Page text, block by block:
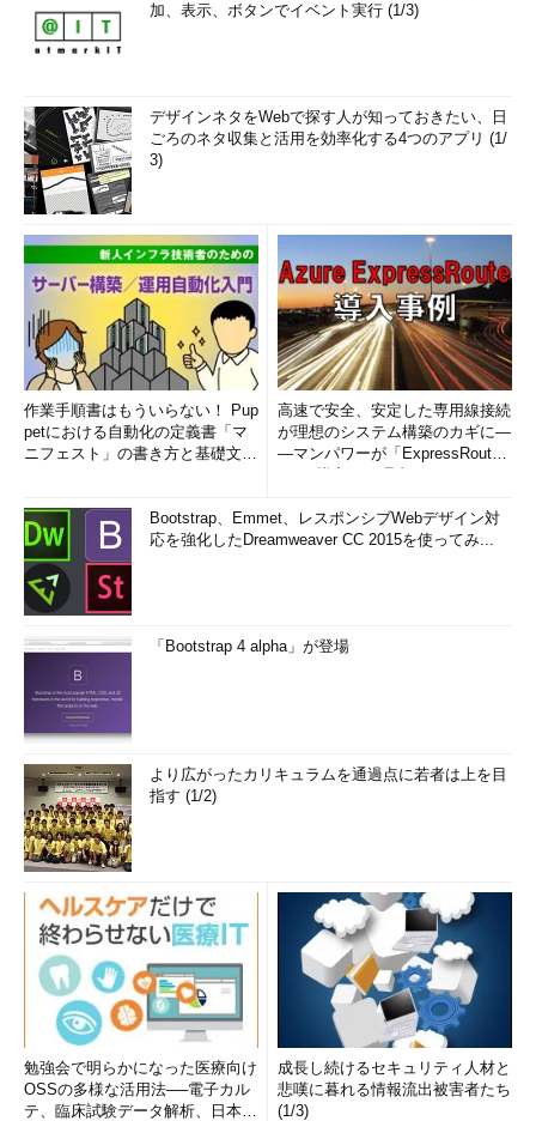
加、表示、ボタンでイベント実行 (1/3)
デザインネタをWebで探す人が知っておきたい、日
ごろのネタ収集と活用を効率化する4つのアプリ (1/
3)
作業手順書はもういらない！ Pup
petにおける自動化の定義書「マ
ニフェスト」の書き方と基礎文法
高速で安全、安定した専用線接続
が理想のシステム構築のカギに―
―マンパワーが「ExpressRout
Bootstrap、Emmet、レスポンシブWebデザイン対
応を強化したDreamweaver CC 2015を使ってみ...
「Bootstrap 4 alpha」が登場
より広がったカリキュラムを通過点に若者は上を目
指す (1/2)
勉強会で明らかになった医療向け
OSSの多様な活用法──電子カル
テ、臨床試験データ解析、日本語
成長し続けるセキュリティ人材と
悲嘆に暮れる情報流出被害者たち
(1/3)